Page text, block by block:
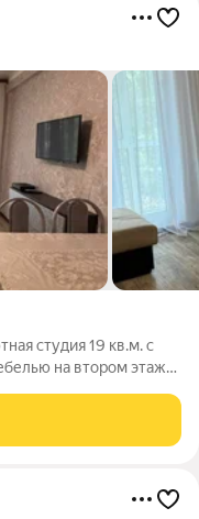
студия 19 кв.м. с
на втором этаже
квартира находится